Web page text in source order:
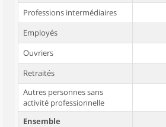
Professions intermédiaires
Employés
Ouvriers
Retraités
Autres personnes sans
activité professionnelle
Ensemble